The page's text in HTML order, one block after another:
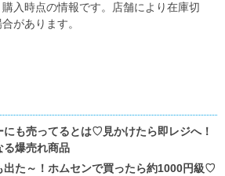
入時点の情報です。店舗により在庫切
があります。
も売ってるとは♡見かけたら即レジへ！
る爆売れ商品
出た～！ホムセンで買ったら約1000円級♡